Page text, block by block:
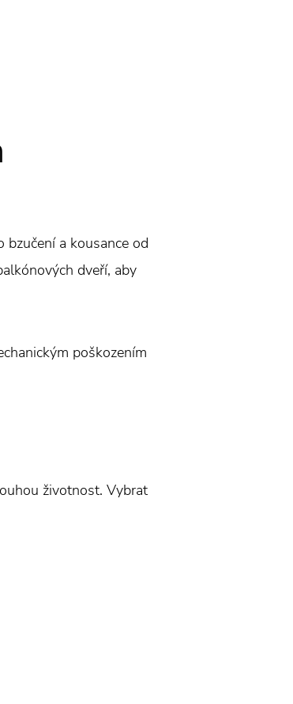
a kousance od
dveří, aby
poškozením
životnost. Vybrat